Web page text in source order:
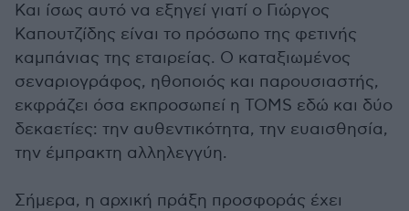
Και ίσως αυτό να εξηγεί γιατί ο Γιώργος
Καπουτζίδης είναι το πρόσωπο της φετινής
καμπάνιας της εταιρείας. Ο καταξιωμένος
σεναριογράφος, ηθοποιός και παρουσιαστής,
εκφράζει όσα εκπροσωπεί η TOMS εδώ και δύο
δεκαετίες: την αυθεντικότητα, την ευαισθησία,
την έμπρακτη αλληλεγγύη.
Σήμερα, η αρχική πράξη προσφοράς έχει